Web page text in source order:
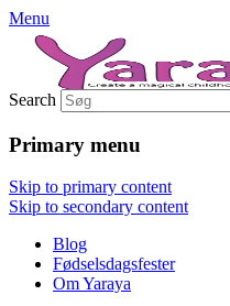
Menu
Search
Primary menu
Skip to primary content
Skip to secondary content
Blog
Fødselsdagsfester
Om Yaraya